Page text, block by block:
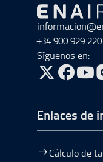
Ir a Ir al inicio
+34 900 929 220
Síguenos en:
ir a Twitter,
ir a ir a
Enlaces de
Cálculo de